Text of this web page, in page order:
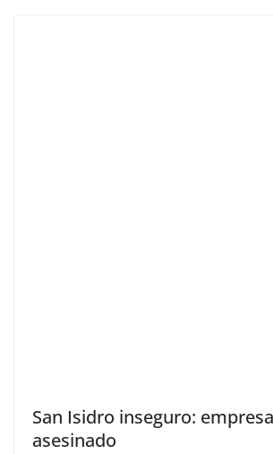
San Isidro inseguro:
asesinado